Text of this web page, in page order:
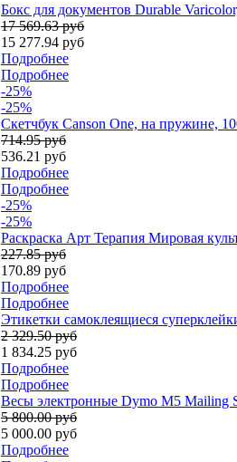
Бокс для документов Durable
17 569.63 руб
15 277.94 руб
Подробнее
Подробнее
-25%
-25%
Скетчбук Canson One, на пружине,
714.95 руб
536.21 руб
Подробнее
Подробнее
-25%
-25%
Раскраска Арт Терапия Мировая
227.85 руб
170.89 руб
Подробнее
Подробнее
Этикетки самоклеящиеся
2 329.50 руб
1 834.25 руб
Подробнее
Подробнее
Весы электронные Dymo M5 Mailing
5 800.00 руб
5 000.00 руб
Подробнее